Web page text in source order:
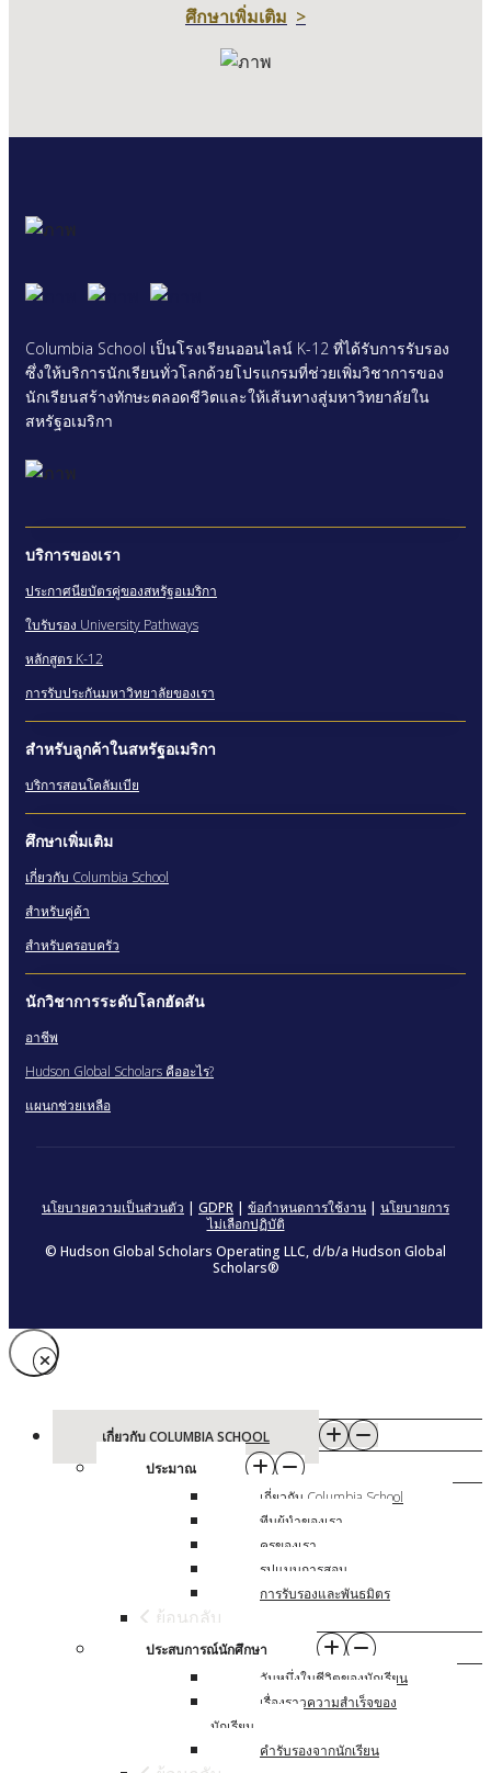
ศึกษาเพิ่มเติม >
Columbia School เป็นโรงเรียนออนไลน์ K-12 ที่ได้รับการรับรอง
ซึ่งให้บริการนักเรียนทั่วโลกด้วยโปรแกรมที่ช่วยเพิ่มวิชาการของ
นักเรียนสร้างทักษะตลอดชีวิตและให้เส้นทางสู่มหาวิทยาลัยใน
สหรัฐอเมริกา
บริการของเรา
ประกาศนียบัตรคู่ของสหรัฐอเมริกา
ใบรับรอง University Pathways
หลักสูตร K-12
การรับประกันมหาวิทยาลัยของเรา
สําหรับลูกค้าในสหรัฐอเมริกา
บริการสอนโคลัมเบีย
ศึกษาเพิ่มเติม
เกี่ยวกับ Columbia School
สําหรับคู่ค้า
สําหรับครอบครัว
นักวิชาการระดับโลกฮัดสัน
อาชีพ
Hudson Global Scholars คืออะไร?
แผนกช่วยเหลือ
นโยบายความเป็นส่วนตัว | GDPR | ข้อกำหนดการใช้งาน | นโยบายการ
ไม่เลือกปฏิบัติ
© Hudson Global Scholars Operating LLC, d/b/a Hudson Global
Scholars®
เกี่ยวกับ COLUMBIA SCHOOL
ประมาณ
เกี่ยวกับ Columbia School
ทีมผู้นําของเรา
ครูของเรา
รูปแบบการสอน
การรับรองและพันธมิตร
ย้อนกลับ
ประสบการณ์นักศึกษา
วันหนึ่งในชีวิตของนักเรียน
เรื่องราวความสําเร็จของ
นักเรียน
คํารับรองจากนักเรียน